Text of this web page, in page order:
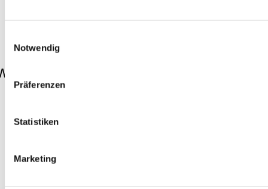
Notwendig
Präferenzen
Statistiken
Marketing
250 g (€ 17,40 / kg)